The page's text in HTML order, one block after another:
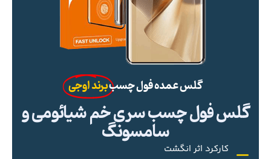
گلس عمده فول چسببرند اوجی
گلس فول چسب سری خم شیائومی و
سامسونگ
کارکرد اثر انگشت